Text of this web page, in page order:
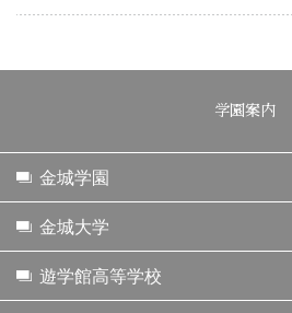
学園案内
金城学園
金城大学
遊学館高等学校